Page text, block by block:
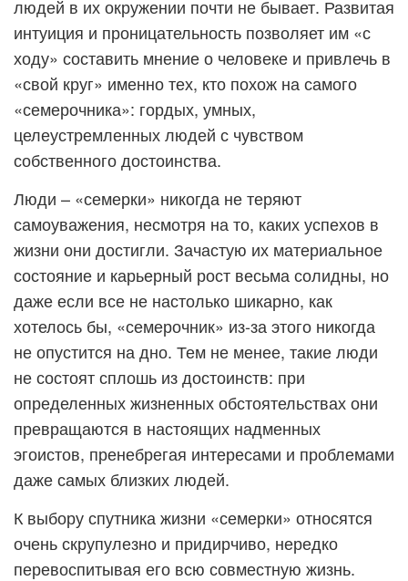
людей в их окружении почти не бывает. Развитая
интуиция и проницательность позволяет им «с
ходу» составить мнение о человеке и привлечь в
«свой круг» именно тех, кто похож на самого
«семерочника»: гордых, умных,
целеустремленных людей с чувством
собственного достоинства.
Люди – «семерки» никогда не теряют
самоуважения, несмотря на то, каких успехов в
жизни они достигли. Зачастую их материальное
состояние и карьерный рост весьма солидны, но
даже если все не настолько шикарно, как
хотелось бы, «семерочник» из-за этого никогда
не опустится на дно. Тем не менее, такие люди
не состоят сплошь из достоинств: при
определенных жизненных обстоятельствах они
превращаются в настоящих надменных
эгоистов, пренебрегая интересами и проблемами
даже самых близких людей.
К выбору спутника жизни «семерки» относятся
очень скрупулезно и придирчиво, нередко
перевоспитывая его всю совместную жизнь.